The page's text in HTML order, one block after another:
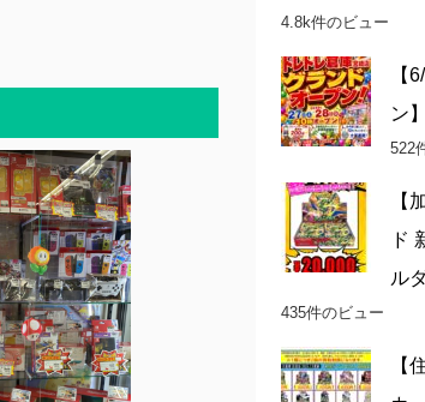
4.8k件のビュー
【
ン
522
【
ド
ル
435件のビュー
【